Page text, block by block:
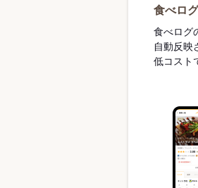
食べロ
食べログ
自動反映
低コスト